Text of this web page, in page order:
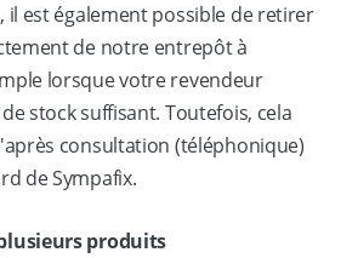
il est également possible de retirer
de notre entrepôt à
lorsque votre revendeur
stock suffisant. Toutefois, cela
consultation (téléphonique)
de Sympafix.
produits